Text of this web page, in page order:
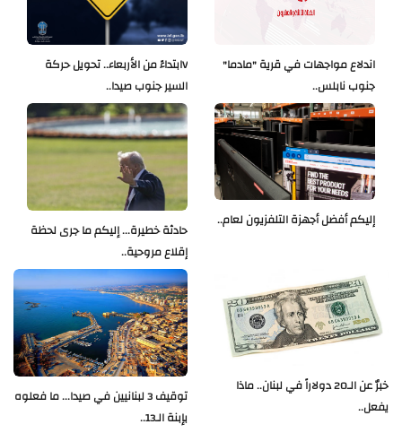
Vابتداءً من الأربعاء.. تحويل حركة
السير جنوب صيدا..
اندلاع مواجهات في قرية "مادما"
جنوب نابلس..
حادثة خطيرة... إليكم ما جرى لحظة
إقلاع مروحية..
إليكم أفضل أجهزة التلفزيون لعام..
توقيف 3 لبنانيين في صيدا... ما فعلوه
بإبنة الـ13..
خبرٌ عن الـ20 دولاراً في لبنان.. ماذا
يفعل..